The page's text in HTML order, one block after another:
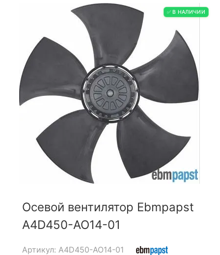
✅ В НАЛИЧИИ
Осевой вентилятор Ebmpapst
A4D450-AO14-01
Артикул: A4D450-AO14-01